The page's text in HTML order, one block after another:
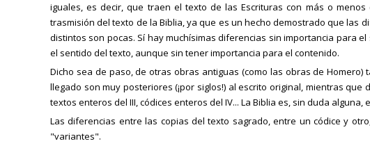
iguales, es decir, que traen el texto de las Escrituras con más o
trasmisión del texto de la Biblia, ya que es un hecho demostrado que las
distintos son pocas. Sí hay muchísimas diferencias sin importancia para
el sentido del texto, aunque sin tener importancia para el contenido.
Dicho sea de paso, de otras obras antiguas (como las obras de
llegado son muy posteriores (¡por siglos!) al escrito original, mientras
textos enteros del III, códices enteros del IV... La Biblia es, sin duda
Las diferencias entre las copias del texto sagrado, entre un códice y
"variantes".